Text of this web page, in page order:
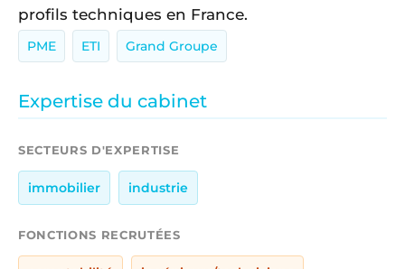
profils techniques en France.
PME ETI Grand Groupe
Expertise du cabinet
SECTEURS D'EXPERTISE
immobilier industrie
FONCTIONS RECRUTÉES